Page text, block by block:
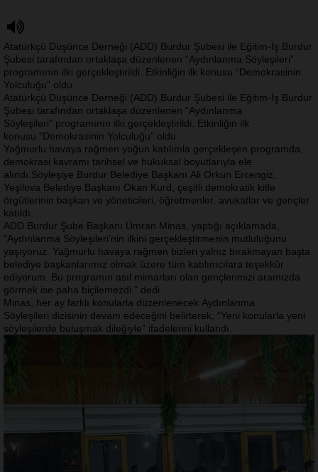
Atatürkçü Düşünce Derneği (ADD) Burdur Şubesi ile Eğitim-İş Burdur
Şubesi tarafından ortaklaşa düzenlenen “Aydınlanma Söyleşileri”
programının ilki gerçekleştirildi. Etkinliğin ilk konusu “Demokrasinin
Yolculuğu” oldu.
Atatürkçü Düşünce Derneği (ADD) Burdur Şubesi ile Eğitim-İş Burdur
Şubesi tarafından ortaklaşa düzenlenen “Aydınlanma
Söyleşileri” programının ilki gerçekleştirildi. Etkinliğin ilk
konusu “Demokrasinin Yolculuğu” oldu.
Yağmurlu havaya rağmen yoğun katılımla gerçekleşen programda,
demokrasi kavramı tarihsel ve hukuksal boyutlarıyla ele
alındı.Söyleşiye Burdur Belediye Başkanı Ali Orkun Ercengiz,
Yeşilova Belediye Başkanı Okan Kurd, çeşitli demokratik kitle
örgütlerinin başkan ve yöneticileri, öğretmenler, avukatlar ve gençler
katıldı.
ADD Burdur Şube Başkanı Ümran Minas, yaptığı açıklamada,
“Aydınlanma Söyleşileri’nin ilkini gerçekleştirmenin mutluluğunu
yaşıyoruz. Yağmurlu havaya rağmen bizleri yalnız bırakmayan başta
belediye başkanlarımız olmak üzere tüm katılımcılara teşekkür
ediyorum. Bu programın asıl mimarları olan gençlerimizi aramızda
görmek ise paha biçilemezdi.” dedi.
Minas, her ay farklı konularla düzenlenecek Aydınlanma
Söyleşileri dizisinin devam edeceğini belirterek, “Yeni konularla yeni
söyleşilerde buluşmak dileğiyle” ifadelerini kullandı.